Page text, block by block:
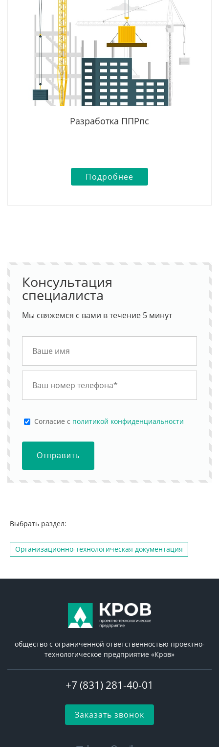
Разработка ППРпс
Подробнее
Консультация
специалиста
Мы свяжемся с вами в течение 5 минут
Cогласие с политикой конфиденциальности
Отправить
Выбрать раздел:
Организационно-технологическая документация
общество с ограниченной ответственностью проектно-
технологическое предприятие «Кров»
+7 (831) 281-40-01
Заказать звонок